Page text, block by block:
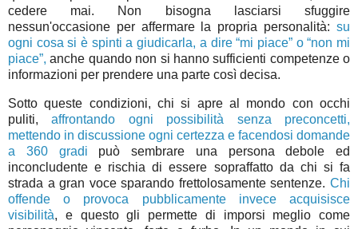
cedere mai. Non bisogna lasciarsi sfuggire
nessun'occasione per affermare la propria personalità: su
ogni cosa si è spinti a giudicarla, a dire “mi piace” o “non mi
piace”, anche quando non si hanno sufficienti competenze o
informazioni per prendere una parte così decisa.
Sotto queste condizioni, chi si apre al mondo con occhi
puliti,affrontando ogni possibilità senza preconcetti,
mettendo in discussione ogni certezza e facendosi domande
a 360 gradi può sembrare una persona debole ed
inconcludente e rischia di essere sopraffatto da chi si fa
strada a gran voce sparando frettolosamente sentenze. Chi
offende o provoca pubblicamente invece acquisisce
visibilità, e questo gli permette di imporsi meglio come